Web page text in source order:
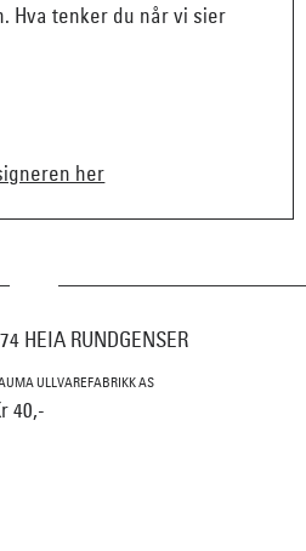
Hva tenker du når vi sier
her
HEIA RUNDGENSER
ULLVAREFABRIKK AS
40,-